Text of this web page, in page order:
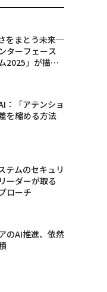
をまとう未来─
ターフェース
2025」が描く
：「アテンショ
を縮める方法
テムのセキュリ
ーダーが取る
ローチ
のAI推進、依然